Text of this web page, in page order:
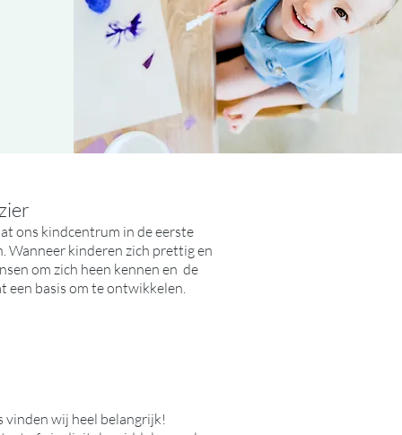
ons kindcentrum in de eerste
Wanneer kinderen zich prettig en
om zich heen kennen en de
een basis om te ontwikkelen.
vinden wij heel belangrijk!